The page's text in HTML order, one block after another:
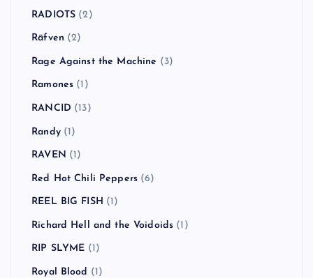
RADIOTS (2)
Räfven (2)
Rage Against the Machine (3)
Ramones (1)
RANCID (13)
Randy(1)
RAVEN (1)
Red Hot Chili Peppers (6)
REEL BIG FISH (1)
Richard Hell and the Voidoids (1)
RIP SLYME (1)
Royal Blood (1)